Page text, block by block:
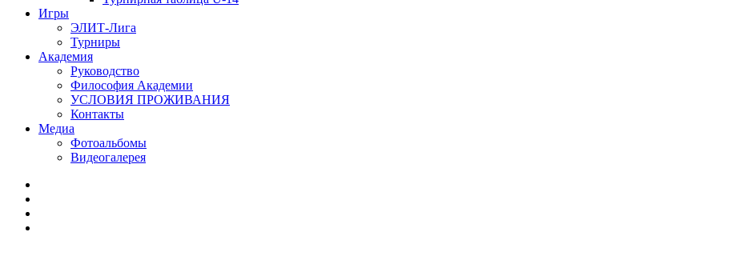
Игры
ЭЛИТ-Лига
Турниры
Академия
Руководство
Философия Академии
УСЛОВИЯ ПРОЖИВАНИЯ
Контакты
Медиа
Фотоальбомы
Видеогалерея